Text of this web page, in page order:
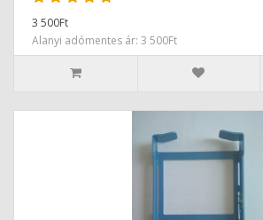
3 500Ft
Alanyi adómentes ár: 3 500Ft